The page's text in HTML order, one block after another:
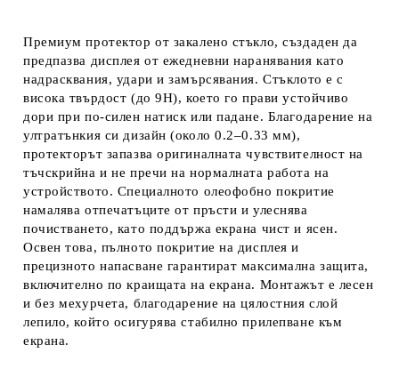
Премиум протектор от закалено стъкло, създаден да
предпазва дисплея от ежедневни наранявания като
надрасквания, удари и замърсявания. Стъклото е с
висока твърдост (до 9H), което го прави устойчиво
дори при по-силен натиск или падане. Благодарение на
ултратънкия си дизайн (около 0.2–0.33 мм),
протекторът запазва оригиналната чувствителност на
тъчскрийна и не пречи на нормалната работа на
устройството. Специалното олеофобно покритие
намалява отпечатъците от пръсти и улеснява
почистването, като поддържа екрана чист и ясен.
Освен това, пълното покритие на дисплея и
прецизното напасване гарантират максимална защита,
включително по краищата на екрана. Монтажът е лесен
и без мехурчета, благодарение на цялостния слой
лепило, който осигурява стабилно прилепване към
екрана.